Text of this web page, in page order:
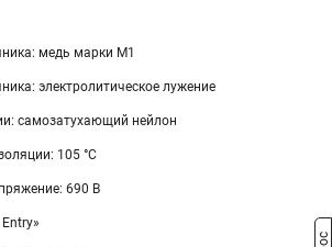
медь марки М1
электролитическое лужение
самозатухающий нейлон
105 °C
690 В